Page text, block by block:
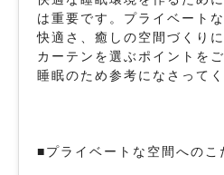
は重要です。プライベート
快適さ、癒しの空間づくり
カーテンを選ぶポイントを
睡眠のため参考になさってく
■プライベートな空間へのこ